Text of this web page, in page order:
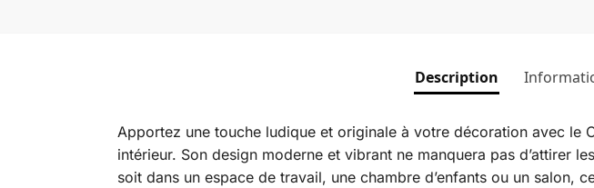
Description
Apportez une touche ludique et originale à votre décoration avec le
intérieur. Son design moderne et vibrant ne manquera pas d’attirer
soit dans un espace de travail, une chambre d’enfants ou un salon,